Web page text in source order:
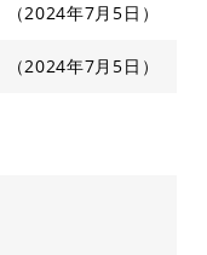
2024年7月5日
2024年7月5日